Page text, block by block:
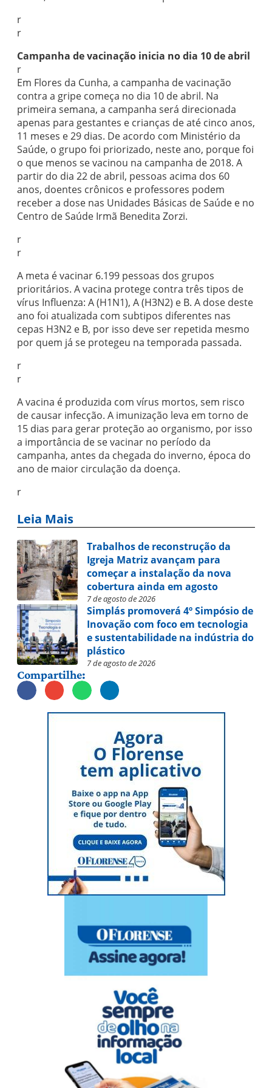
r
r
Campanha de vacinação inicia no dia 10 de abril
r
Em Flores da Cunha, a campanha de vacinação
contra a gripe começa no dia 10 de abril. Na
primeira semana, a campanha será direcionada
apenas para gestantes e crianças de até cinco anos,
11 meses e 29 dias. De acordo com Ministério da
Saúde, o grupo foi priorizado, neste ano, porque foi
o que menos se vacinou na campanha de 2018. A
partir do dia 22 de abril, pessoas acima dos 60
anos, doentes crônicos e professores podem
receber a dose nas Unidades Básicas de Saúde e no
Centro de Saúde Irmã Benedita Zorzi.
r
r
A meta é vacinar 6.199 pessoas dos grupos
prioritários. A vacina protege contra três tipos de
vírus Influenza: A (H1N1), A (H3N2) e B. A dose deste
ano foi atualizada com subtipos diferentes nas
cepas H3N2 e B, por isso deve ser repetida mesmo
por quem já se protegeu na temporada passada.
r
r
A vacina é produzida com vírus mortos, sem risco
de causar infecção. A imunização leva em torno de
15 dias para gerar proteção ao organismo, por isso
a importância de se vacinar no período da
campanha, antes da chegada do inverno, época do
ano de maior circulação da doença.
r
Leia Mais
Trabalhos de reconstrução da
Igreja Matriz avançam para
começar a instalação da nova
cobertura ainda em agosto
7 de agosto de 2026
Simplás promoverá 4º Simpósio de
Inovação com foco em tecnologia
e sustentabilidade na indústria do
plástico
7 de agosto de 2026
Compartilhe: